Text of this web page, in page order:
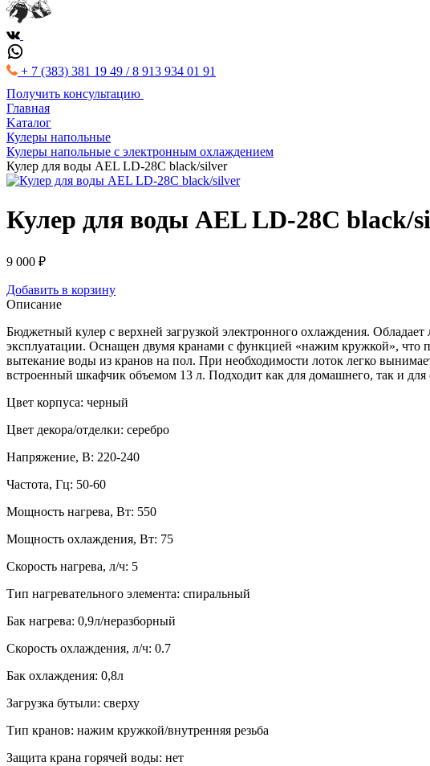
+ 7 (383) 381 19 49 / 8 913 934 01 91
Получить консультацию
Главная
Kаталог
Кулеры напольные
Кулеры напольные с электронным охлаждением
Кулер для воды AEL LD-28С black/silver
Кулер для воды AEL LD-28С black/
9 000 ₽
Добавить в корзину
Описание
Бюджетный кулер с верхней загрузкой электронного охлаждения.
эксплуатации. Оснащен двумя кранами с функцией «нажим кружкой», что
вытекание воды из кранов на пол. При необходимости лоток легко
встроенный шкафчик объемом 13 л. Подходит как для домашнего, так и для
Цвет корпуса: черный
Цвет декора/отделки: серебро
Напряжение, В: 220-240
Частота, Гц: 50-60
Мощность нагрева, Вт: 550
Мощность охлаждения, Вт: 75
Скорость нагрева, л/ч: 5
Тип нагревательного элемента: спиральный
Бак нагрева: 0,9л/неразборный
Скорость охлаждения, л/ч: 0.7
Бак охлаждения: 0,8л
Загрузка бутыли: сверху
Тип кранов: нажим кружкой/внутренняя резьба
Защита крана горячей воды: нет